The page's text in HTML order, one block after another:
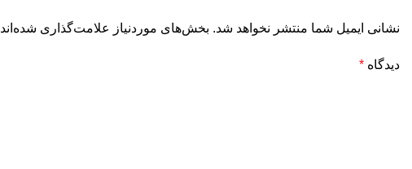
نشانی ایمیل شما منتشر نخواهد شد. بخش‌های موردنیاز علامت‌گذاری شده‌اند
دیدگاه *